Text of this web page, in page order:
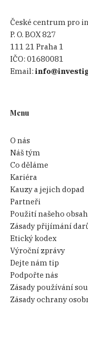
České centrum pro
P. O. BOX 827
111 21 Praha 1
IČO:01680081
Email:
Menu
O nás
Náš tým
Co děláme
Kariéra
Kauzy a jejich dopad
Partneři
Použití našeho
Zásady přijímání
Etický kodex
Výroční zprávy
Dejte nám tip
Podpořte nás
Zásady používání
Zásady ochrany